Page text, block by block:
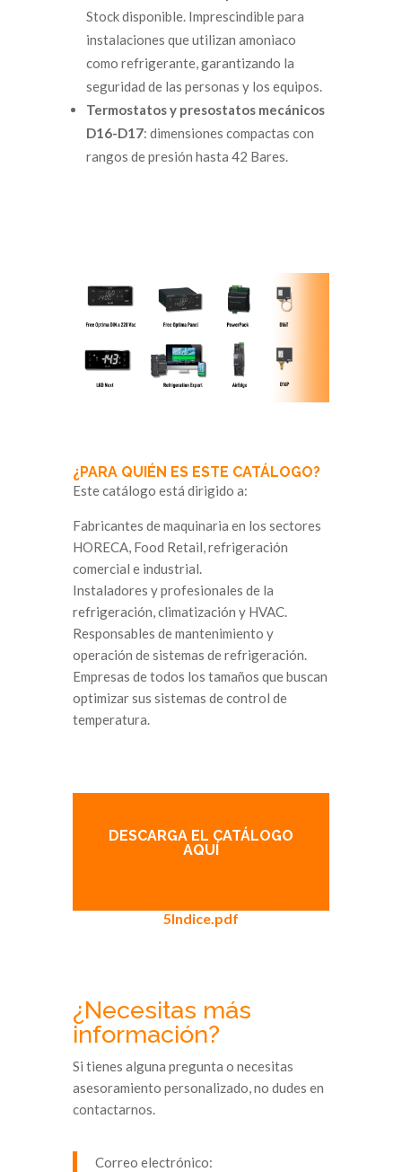
Stock disponible. Imprescindible para
instalaciones que utilizan amoniaco
como refrigerante, garantizando la
seguridad de las personas y los equipos.
Termostatos y presostatos mecánicos
D16-D17: dimensiones compactas con
rangos de presión hasta 42 Bares.
¿PARA QUIÉN ES ESTE CATÁLOGO?
Este catálogo está dirigido a:
Fabricantes de maquinaria en los sectores
HORECA, Food Retail, refrigeración
comercial e industrial.
Instaladores y profesionales de la
refrigeración, climatización y HVAC.
Responsables de mantenimiento y
operación de sistemas de refrigeración.
Empresas de todos los tamaños que buscan
optimizar sus sistemas de control de
temperatura.
DESCARGA EL CATÁLOGO
AQUÍ
5Indice.pdf
¿Necesitas más
información?
Si tienes alguna pregunta o necesitas
asesoramiento personalizado, no dudes en
contactarnos.
Correo electrónico: